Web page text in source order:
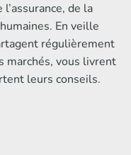
de la
En veille
régulièrement
marchés, vous livrent
leurs conseils.